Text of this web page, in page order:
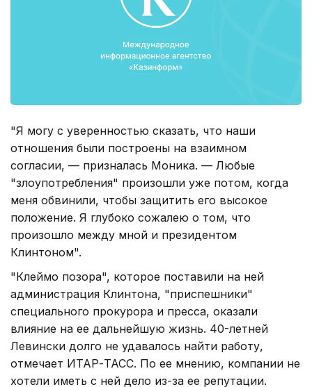
"Я могу с уверенностью сказать, что наши
отношения были построены на взаимном
согласии, — призналась Моника. — Любые
"злоупотребления" произошли уже потом, когда
меня обвинили, чтобы защитить его высокое
положение. Я глубоко сожалею о том, что
произошло между мной и президентом
Клинтоном".
"Клеймо позора", которое поставили на ней
администрация Клинтона, "приспешники"
специального прокурора и пресса, оказали
влияние на ее дальнейшую жизнь. 40-летней
Левински долго не удавалось найти работу,
отмечает ИТАР-ТАСС. По ее мнению, компании не
хотели иметь с ней дело из-за ее репутации.